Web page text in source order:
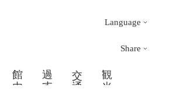
観 光
過 す
館 内
Language
Share